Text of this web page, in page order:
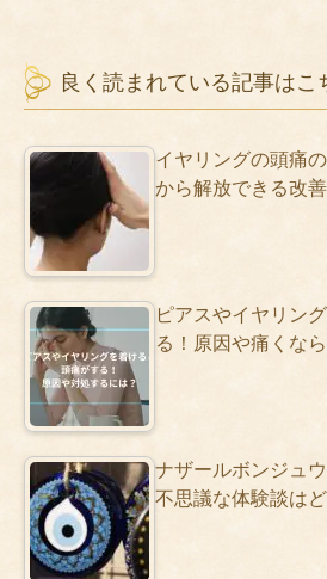
良く読まれている記事はこ
イヤリングの頭痛
から解放できる改
ピアスやイヤリン
る！原因や痛くな
ナザールボンジュ
不思議な体験談は